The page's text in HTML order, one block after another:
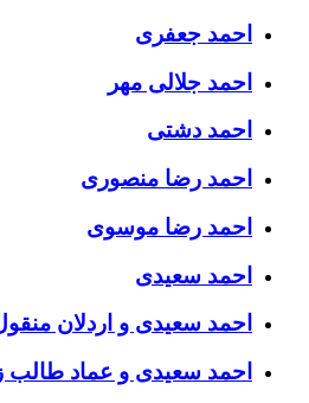
احمد جعفری
احمد جلالی مهر
احمد دشتی
احمد رضا منصوری
احمد رضا موسوی
احمد سعیدی
احمد سعیدی و اردلان
احمد سعیدی و عماد طالب